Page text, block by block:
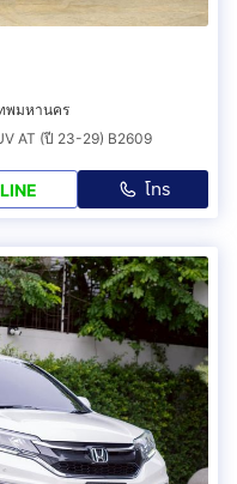
พมหานคร
AT (ปี 23-29) B2609
LINE โทร